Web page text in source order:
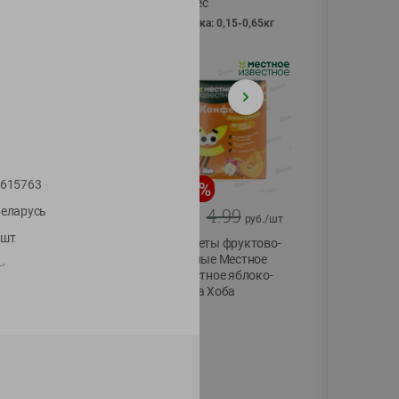
фасовка: 0,15-0,65кг
-13
5.99
%
4.99 руб./шт
Конфеты фруктово-
ягодные Местное
известное яблоко-
тыква Хоба